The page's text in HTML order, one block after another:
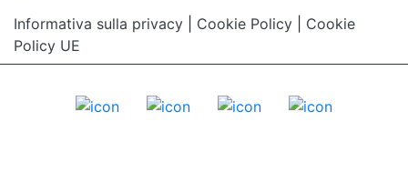
Informativa sulla privacy
Cookie Policy
Cookie
Policy UE